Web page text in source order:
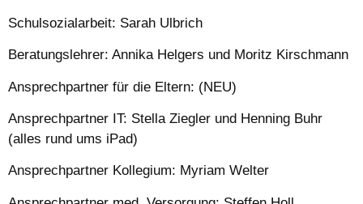
Schulsozialarbeit: Sarah Ulbrich
Beratungslehrer: Annika Helgers und Moritz Kirschmann
Ansprechpartner für die Eltern: (NEU)
Ansprechpartner IT: Stella Ziegler und Henning Buhr
(alles rund ums iPad)
Ansprechpartner Kollegium: Myriam Welter